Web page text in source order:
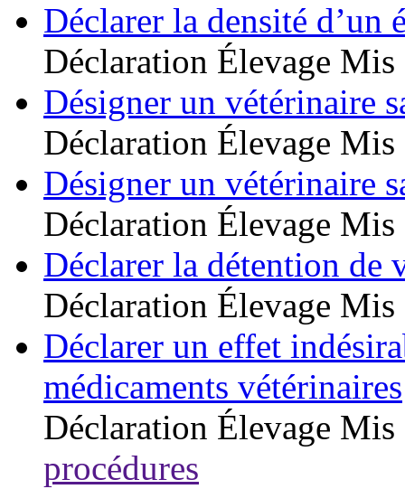
Déclarer la densité d’un
Déclaration Élevage Mis
Désigner un vétérinaire
Déclaration Élevage Mis
Désigner un vétérinaire
Déclaration Élevage Mis
Déclarer la détention de
Déclaration Élevage Mis
Déclarer un effet
médicaments vétérinaires
Déclaration Élevage Mis
procédures